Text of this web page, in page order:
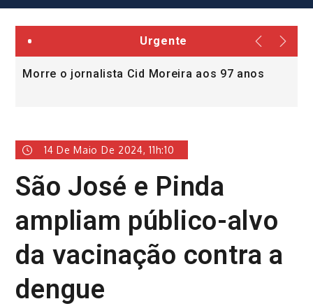
Urgente
Morre o jornalista Cid Moreira aos 97 anos
14 De Maio De 2024, 11h:10
São José e Pinda
ampliam público-alvo
da vacinação contra a
dengue